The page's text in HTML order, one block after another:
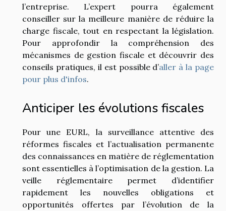
l’entreprise. L’expert pourra également
conseiller sur la meilleure manière de réduire la
charge fiscale, tout en respectant la législation.
Pour approfondir la compréhension des
mécanismes de gestion fiscale et découvrir des
conseils pratiques, il est possible d’aller à la page
pour plus d'infos.
Anticiper les évolutions fiscales
Pour une EURL, la surveillance attentive des
réformes fiscales et l’actualisation permanente
des connaissances en matière de réglementation
sont essentielles à l’optimisation de la gestion. La
veille réglementaire permet d’identifier
rapidement les nouvelles obligations et
opportunités offertes par l’évolution de la